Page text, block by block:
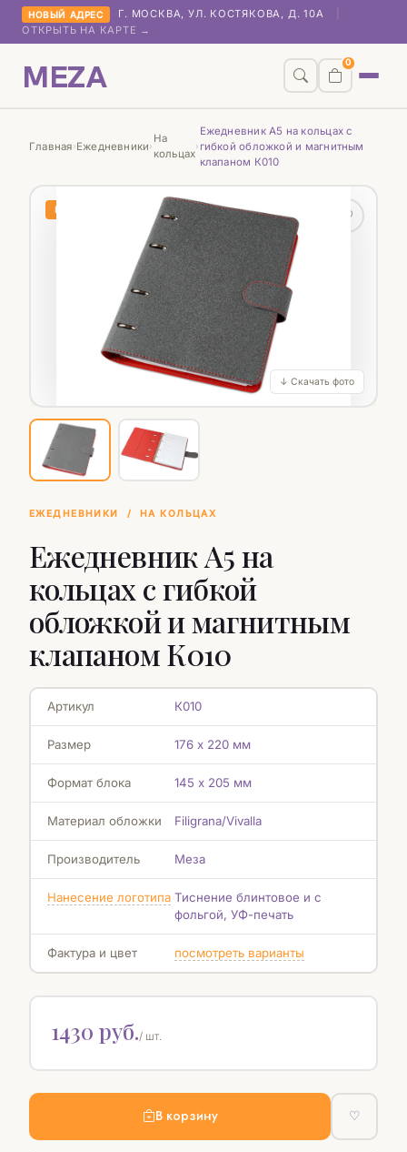
НОВЫЙ АДРЕС Г. МОСКВА, УЛ. КОСТЯКОВА, Д. 10А
ОТКРЫТЬ НА КАРТЕ →
MEZA 0
Главная›Ежедневники›
На
кольцах
›
Ежедневник А5 на кольцах с
гибкой обложкой и магнитным
клапаном К010
НОВИНКА ♡
↓ Скачать фото
ЕЖЕДНЕВНИКИ / НА КОЛЬЦАХ
Ежедневник А5 на
кольцах с гибкой
обложкой и магнитным
клапаном К010
Артикул К010
Размер 176 х 220 мм
Формат блока 145 х 205 мм
Материал обложки Filigrana/Vivalla
Производитель Меза
Нанесение логотипа Тиснение блинтовое и с
фольгой, УФ-печать
Фактура и цвет посмотреть варианты
1430 руб./ шт.
В корзину ♡